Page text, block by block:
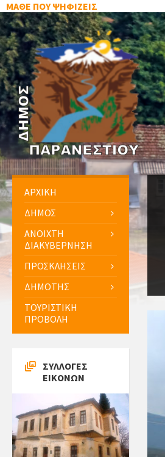
ΜΑΘΕ ΠΟΥ ΨΗΦΙΖΕΙΣ
ΑΡΧΙΚΗ
ΔΗΜΟΣ
ΑΝΟΙΧΤΗ
ΔΙΑΚΥΒΕΡΝΗΣΗ
ΠΡΟΣΚΛΗΣΕΙΣ
ΔΗΜΟΤΗΣ
ΤΟΥΡΙΣΤΙΚΗ
ΠΡΟΒΟΛΗ
ΣΥΛΛΟΓΕΣ
ΕΙΚΟΝΩΝ